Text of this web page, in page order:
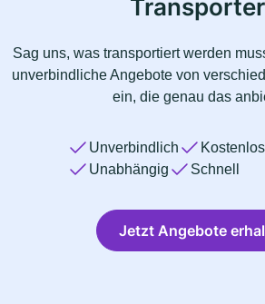
Sag uns, was transportiert werden
unverbindliche Angebote von
ein, die genau das
Unverbindlich
Kostenlos
Unabhängig
Schnell
Jetzt Angebote